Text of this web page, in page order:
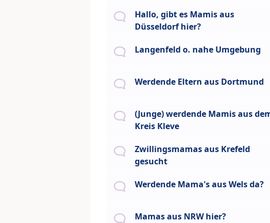
Hallo, gibt es Mamis aus
Düsseldorf hier?
Langenfeld o. nahe Umgebung
Werdende Eltern aus Dortmund
(Junge) werdende Mamis aus
Kreis Kleve
Zwillingsmamas aus Krefeld
gesucht
Werdende Mama's aus Wels da?
Mamas aus NRW hier?